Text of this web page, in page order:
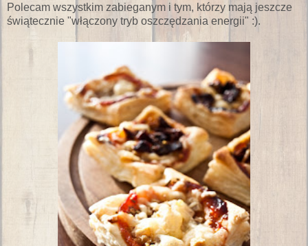
Polecam wszystkim zabieganym i tym, którzy mają jeszcze
świątecznie "włączony tryb oszczędzania energii" :).